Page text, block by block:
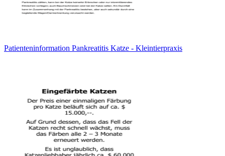
Patienteninformation Pankreatitis Katze - Kleintierpraxis